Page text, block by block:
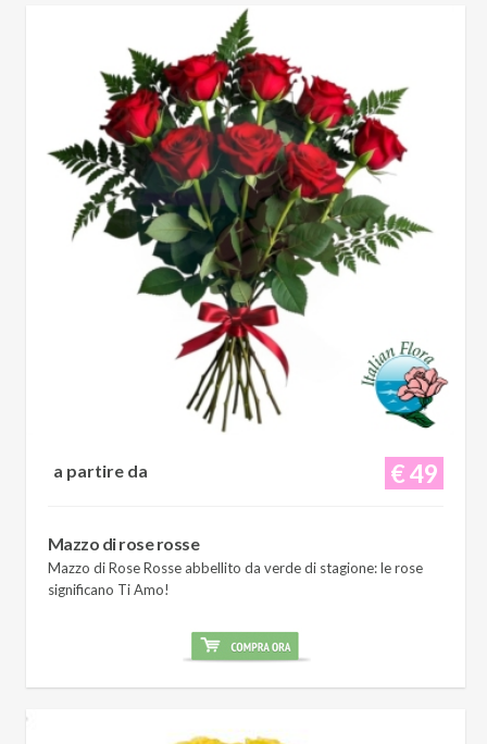
€ 49
a partire da
Mazzo di rose rosse
Mazzo di Rose Rosse abbellito da verde di stagione: le rose
significano Ti Amo!